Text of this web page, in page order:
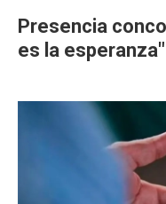
Presencia
es la esperanza"